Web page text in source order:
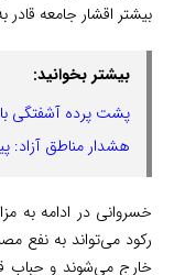
بیشتر اقشار جامعه قادر
بیشتر بخوانید:
پشت پرده آشفتگی
هشدار مناطق آزاد:
خسروانی در ادامه به
رکود می‌تواند به نفع
خارج می‌شوند و حباب